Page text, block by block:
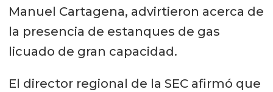
Manuel Cartagena, advirtieron acerca de
la presencia de estanques de gas
licuado de gran capacidad.
El director regional de la SEC afirmó que